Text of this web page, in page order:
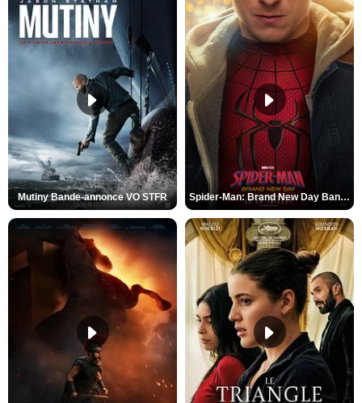
Mutiny Bande-annonce VO STFR Spider-Man: Brand New Day Bande-annonce VO STFR